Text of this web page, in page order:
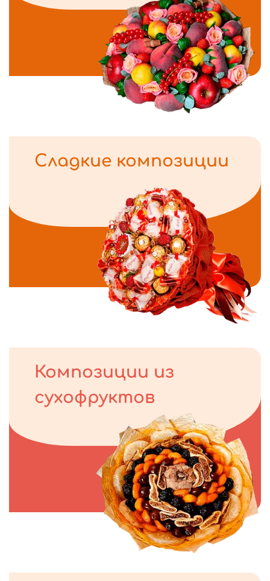
Сладкие композиции
Композиции из
сухофруктов